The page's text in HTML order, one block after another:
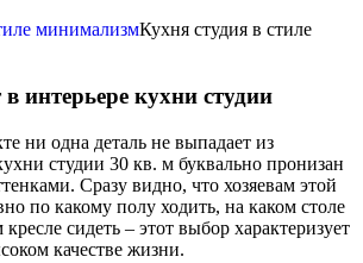
Кухня студия в стиле
интерьере кухни студии
ни одна деталь не выпадает из
студии 30 кв. м буквально пронизан
Сразу видно, что хозяевам этой
по какому полу ходить, на каком столе
сидеть – этот выбор характеризует
качестве жизни.